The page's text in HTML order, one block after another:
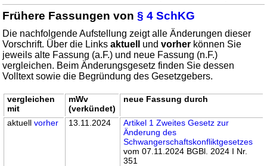
Frühere Fassungen von§ 4 SchKG
Die nachfolgende Aufstellung zeigt alle Änderungen dieser
Vorschrift. Über die Linksaktuell undvorher können Sie
jeweils alte Fassung (a.F.) und neue Fassung (n.F.)
vergleichen. Beim Änderungsgesetz finden Sie dessen
Volltext sowie die Begründung des Gesetzgebers.
vergleichen
mit
mWv
(verkündet)
neue Fassung durch
aktuellvorher 13.11.2024
Artikel 1 Zweites Gesetz zur
Änderung des
Schwangerschaftskonfliktgesetzes
vom 07.11.2024 BGBl. 2024 I Nr.
351